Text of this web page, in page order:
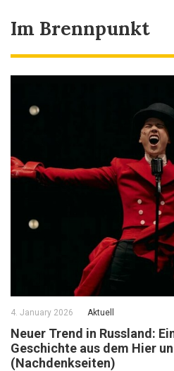
Im Brennpunkt
4. January 2026 Aktuell
Neuer Trend in Russland:
Geschichte aus dem Hier
(Nachdenkseiten)